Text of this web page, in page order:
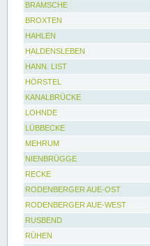
BRAMSCHE
BROXTEN
HAHLEN
HALDENSLEBEN
HANN. LIST
HÖRSTEL
KANALBRÜCKE
LOHNDE
LÜBBECKE
MEHRUM
NIENBRÜGGE
RECKE
RODENBERGER AUE-OST
RODENBERGER AUE-WEST
RUSBEND
RÜHEN